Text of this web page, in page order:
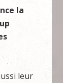
la
leur